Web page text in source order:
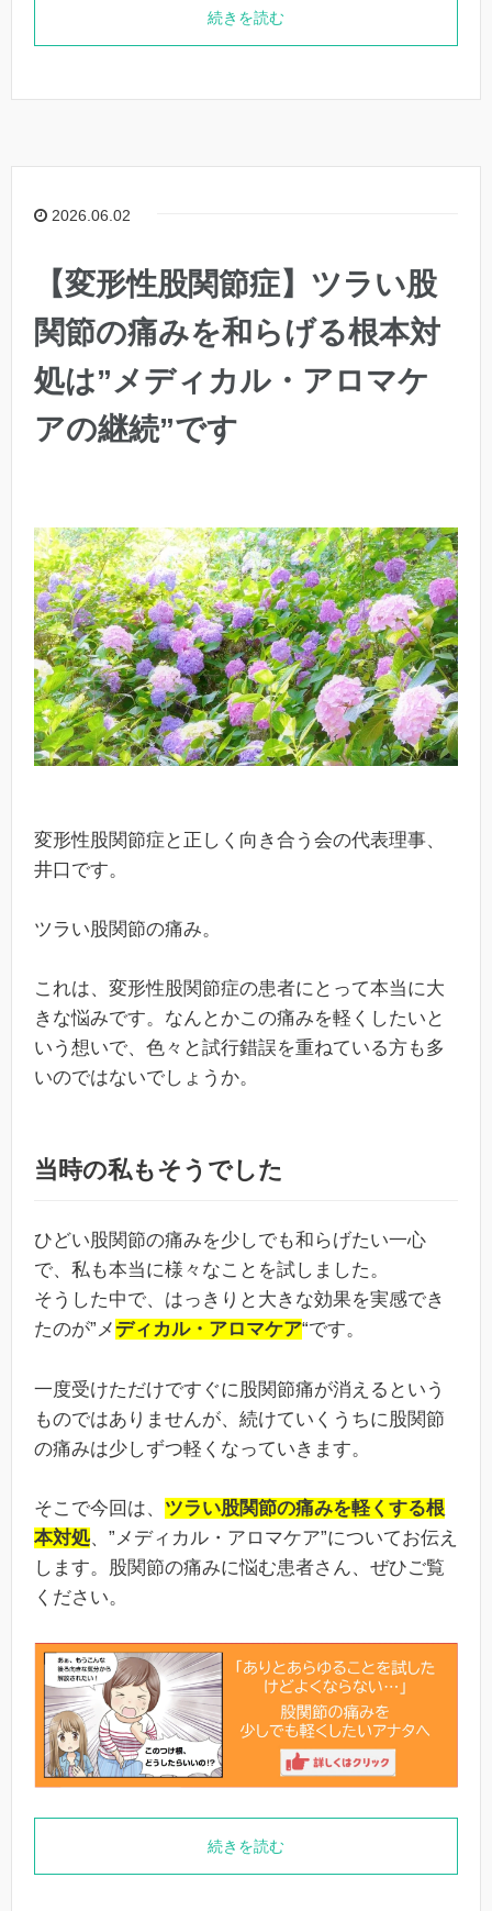
続きを読む
2026.06.02
【変形性股関節症】ツラい股
関節の痛みを和らげる根本対
処は”メディカル・アロマケ
アの継続”です
変形性股関節症と正しく向き合う会の代表理事、
井口です。
ツラい股関節の痛み。
これは、変形性股関節症の患者にとって本当に大
きな悩みです。なんとかこの痛みを軽くしたいと
いう想いで、色々と試行錯誤を重ねている方も多
いのではないでしょうか。
当時の私もそうでした
ひどい股関節の痛みを少しでも和らげたい一心
で、私も本当に様々なことを試しました。
そうした中で、はっきりと大きな効果を実感でき
たのが”メ ディカル・アロマケア“です。
一度受けただけですぐに股関節痛が消えるという
ものではありませんが、続けていくうちに股関節
の痛みは少しずつ軽くなっていきます。
そこで今回は、 ツラい股関節の痛みを軽くする根
本対処、”メディカル・アロマケア”についてお伝え
します。股関節の痛みに悩む患者さん、ぜひご覧
ください。
続きを読む